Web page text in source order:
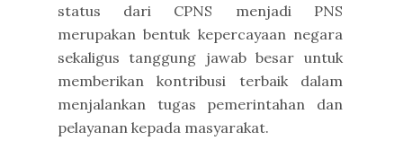
status dari CPNS menjadi PNS
merupakan bentuk kepercayaan negara
sekaligus tanggung jawab besar untuk
memberikan kontribusi terbaik dalam
menjalankan tugas pemerintahan dan
pelayanan kepada masyarakat.